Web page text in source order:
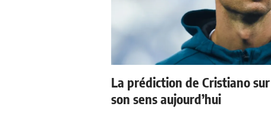
La prédiction de Cristiano
son sens aujourd’hui